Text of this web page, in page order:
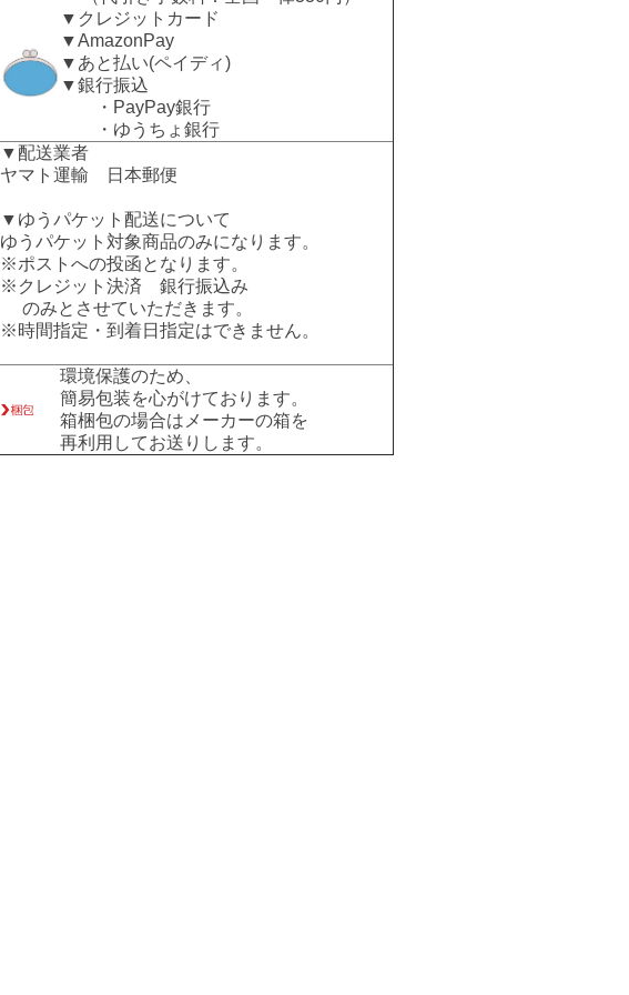
▼クレジットカード
▼AmazonPay
▼あと払い(ペイディ)
▼銀行振込
・PayPay銀行
・ゆうちょ銀行
▼配送業者
ヤマト運輸 日本郵便
▼ゆうパケット配送について
ゆうパケット対象商品のみになります。
※ポストへの投函となります。
※クレジット決済 銀行振込み
のみとさせていただきます。
※時間指定・到着日指定はできません。
環境保護のため、
簡易包装を心がけております。
箱梱包の場合はメーカーの箱を
再利用してお送りします。